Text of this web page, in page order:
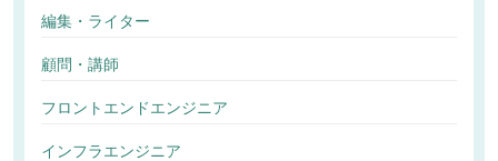
編集・ライター
顧問・講師
フロントエンドエンジニア
インフラエンジニア